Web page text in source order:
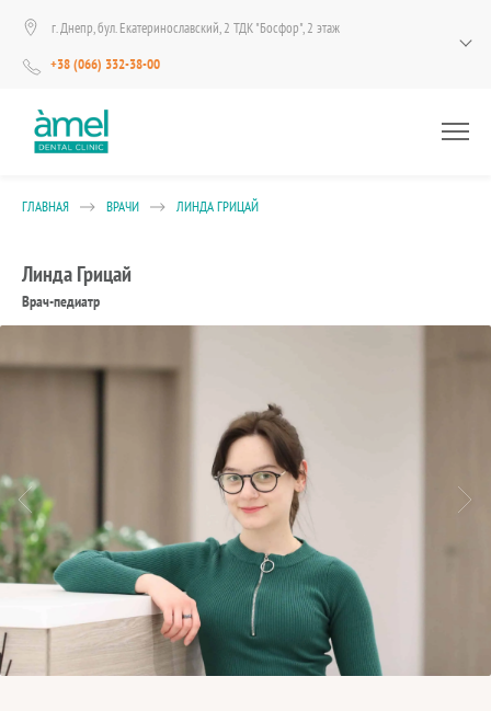
г. Днепр, бул. Екатеринославский, 2 ТДК "Босфор", 2 этаж
+38 (066) 332-38-00
ГЛАВНАЯ ВРАЧИ ЛИНДА ГРИЦАЙ
Линда Грицай
Врач-педиатр